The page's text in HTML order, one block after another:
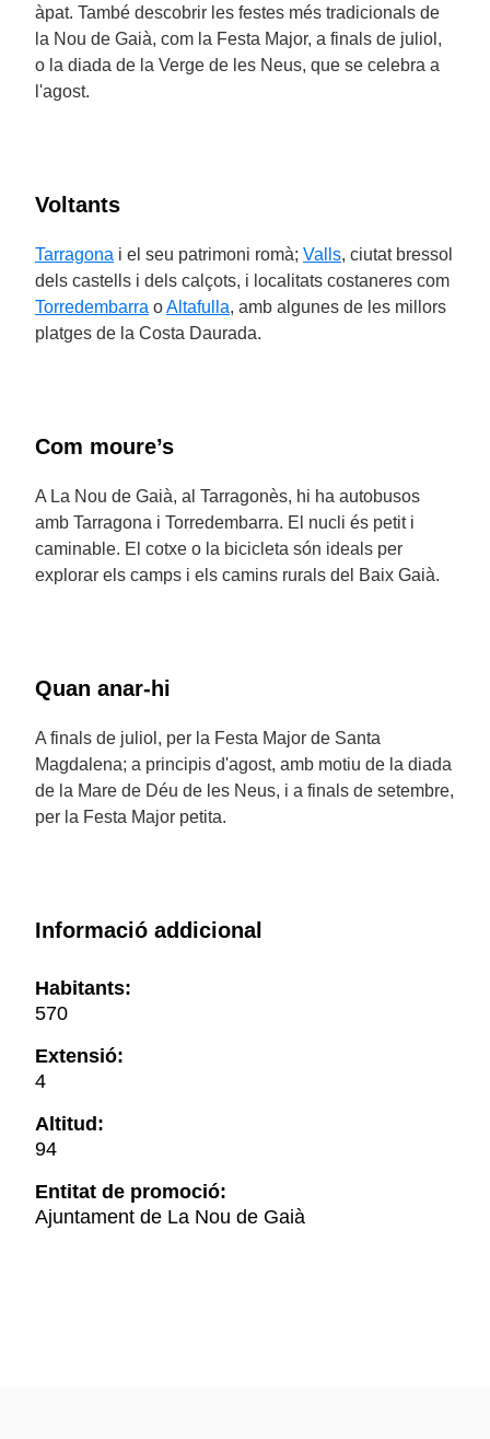
àpat. També descobrir les festes més tradicionals de
la Nou de Gaià, com la Festa Major, a finals de juliol,
o la diada de la Verge de les Neus, que se celebra a
l'agost.
Voltants
Tarragona i el seu patrimoni romà; Valls, ciutat bressol
dels castells i dels calçots, i localitats costaneres com
Torredembarra oAltafulla, amb algunes de les millors
platges de la Costa Daurada.
Com moure’s
A La Nou de Gaià, al Tarragonès, hi ha autobusos
amb Tarragona i Torredembarra. El nucli és petit i
caminable. El cotxe o la bicicleta són ideals per
explorar els camps i els camins rurals del Baix Gaià.
Quan anar-hi
A finals de juliol, per la Festa Major de Santa
Magdalena; a principis d'agost, amb motiu de la diada
de la Mare de Déu de les Neus, i a finals de setembre,
per la Festa Major petita.
Informació addicional
Habitants:
570
Extensió:
4
Altitud:
94
Entitat de promoció:
Ajuntament de La Nou de Gaià